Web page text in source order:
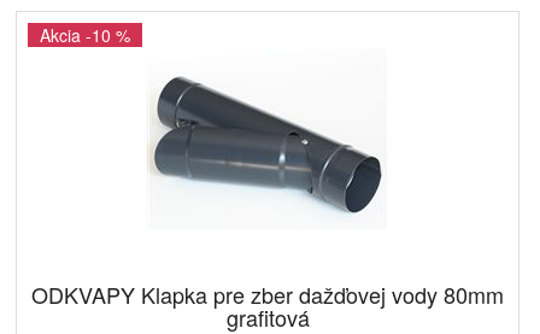
Akcia -10 %
ODKVAPY Klapka pre zber dažďovej vody 80mm
grafitová